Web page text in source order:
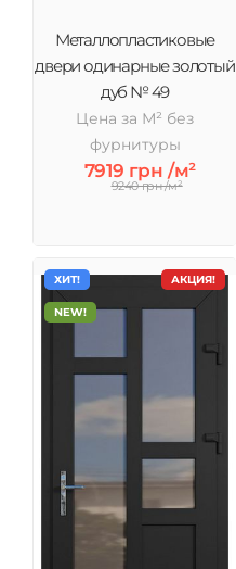
Металлопластиковые
двери одинарные золотый
дуб № 49
Цена за М² без
фурнитуры
7919 грн /м²
9240 грн /м²
АКЦИЯ!
ХИТ!
NEW!